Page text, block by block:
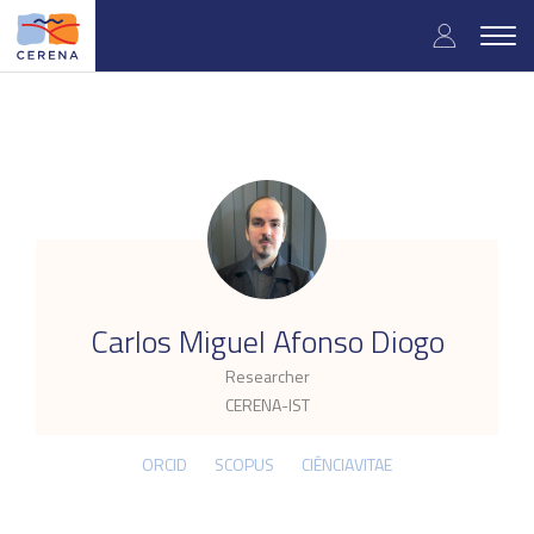
Skip
main
User
Carlos Miguel Afonso Diogo
Researcher
CERENA-IST
.
ORCID SCOPUS CIÊNCIAVITAE